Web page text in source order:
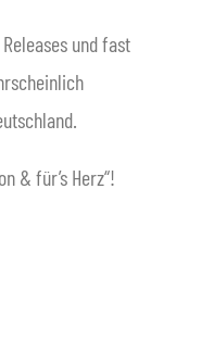
und fast
& für’s Herz“!